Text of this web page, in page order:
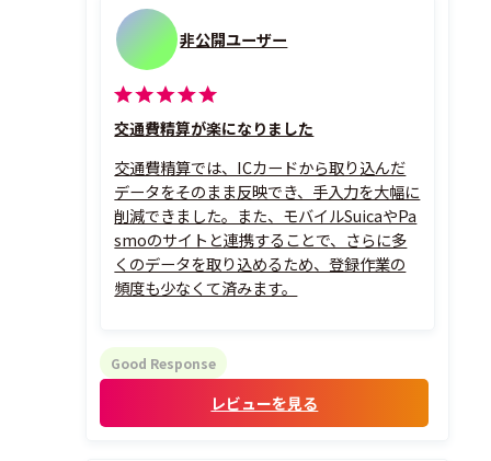
非公開ユーザー
交通費精算が楽になりました
交通費精算では、ICカードから取り込んだ
データをそのまま反映でき、手入力を大幅に
削減できました。また、モバイルSuicaやPa
smoのサイトと連携することで、さらに多
くのデータを取り込めるため、登録作業の
頻度も少なくて済みます。
Good Response
レビューを見る